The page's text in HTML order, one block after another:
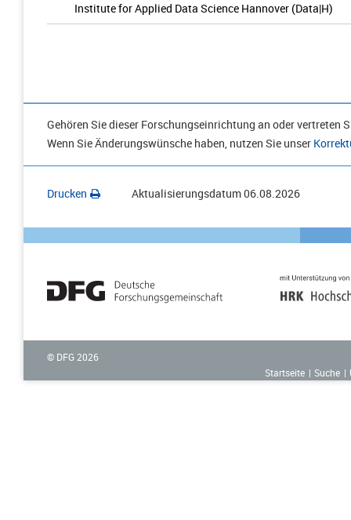
Institute for Applied Data Science Hannover (Data|H)
Gehören Sie dieser Forschungseinrichtung an oder vertreten
Wenn Sie Änderungswünsche haben, nutzen Sie unser
Drucken Aktualisierungsdatum06.08.2026
© DFG 2026
Startseite
Suche